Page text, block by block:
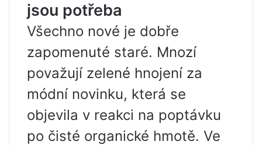
jsou potřeba
Všechno nové je dobře
zapomenuté staré. Mnozí
považují zelené hnojení za
módní novinku, která se
objevila v reakci na poptávku
po čisté organické hmotě. Ve